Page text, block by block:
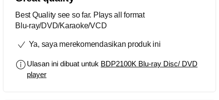
Best Quality see so far. Plays all format
Blu-ray/DVD/Karaoke/VCD
Ya, saya merekomendasikan produk ini
Ulasan ini dibuat untuk BDP2100K Blu-ray Disc/ DVD
player